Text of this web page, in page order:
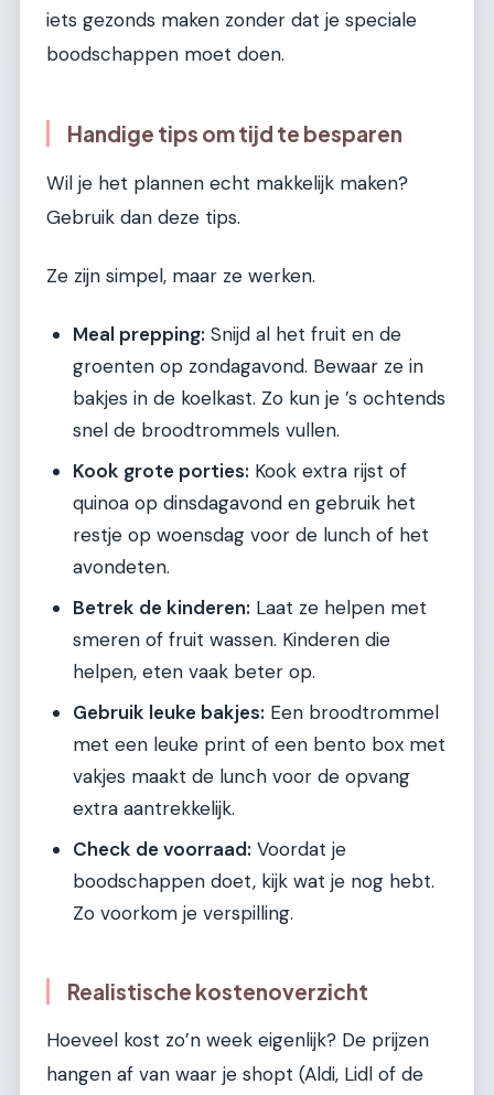
iets gezonds maken zonder dat je speciale
boodschappen moet doen.
Handige tips om tijd te besparen
Wil je het plannen echt makkelijk maken?
Gebruik dan deze tips.
Ze zijn simpel, maar ze werken.
Meal prepping: Snijd al het fruit en de
groenten op zondagavond. Bewaar ze in
bakjes in de koelkast. Zo kun je ’s ochtends
snel de broodtrommels vullen.
Kook grote porties: Kook extra rijst of
quinoa op dinsdagavond en gebruik het
restje op woensdag voor de lunch of het
avondeten.
Betrek de kinderen: Laat ze helpen met
smeren of fruit wassen. Kinderen die
helpen, eten vaak beter op.
Gebruik leuke bakjes: Een broodtrommel
met een leuke print of een bento box met
vakjes maakt de lunch voor de opvang
extra aantrekkelijk.
Check de voorraad: Voordat je
boodschappen doet, kijk wat je nog hebt.
Zo voorkom je verspilling.
Realistische kostenoverzicht
Hoeveel kost zo’n week eigenlijk? De prijzen
hangen af van waar je shopt (Aldi, Lidl of de